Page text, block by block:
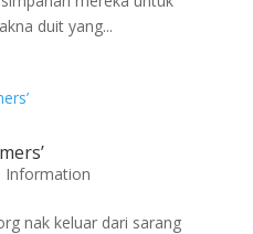
duit yang...
Information
nak keluar dari sarang